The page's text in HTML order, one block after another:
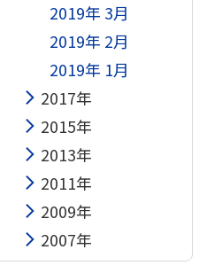
2019年 3月
2019年 2月
2019年 1月
2017年
2015年
2013年
2011年
2009年
2007年